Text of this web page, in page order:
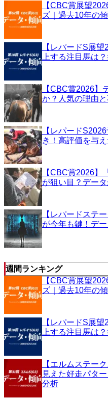
【CBC賞展望
ズ｜過去10年の
【レパードS展
上する注目馬は
【CBC賞2026】
か？人気の理由
【レパード
き！高評価を与
【CBC賞2026】
が狙い目？デー
【レパードステ
が今年も鍵！デ
週間ランキング
【CBC賞展望
ズ｜過去10年の
【レパードS展
上する注目馬は
【エルムステー
見えた好走パタ
分析